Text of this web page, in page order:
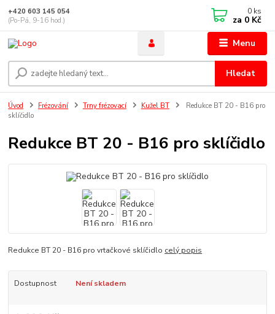
Menu
Hledat
+420 603 145 054
(Po-Pá, 9-16 hod.)
0 ks
za 0 Kč
Úvod Frézování Trny frézovací Kužel BT
Redukce BT 20 - B16 pro
sklíčidlo
Redukce BT 20 - B16 pro sklíčidlo
Redukce BT 20 - B16 pro vrtačkové sklíčidlo celý popis
Dostupnost Není skladem